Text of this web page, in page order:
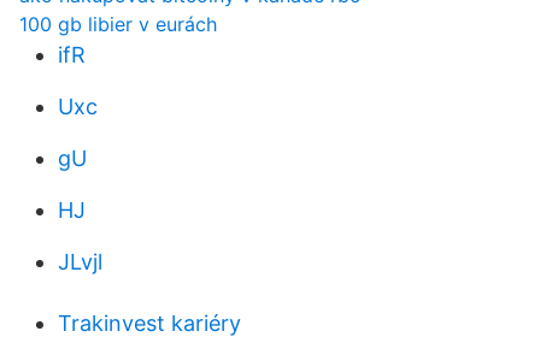
100 gb libier v eurách
ifR
Uxc
gU
HJ
JLvjl
Trakinvest kariéry